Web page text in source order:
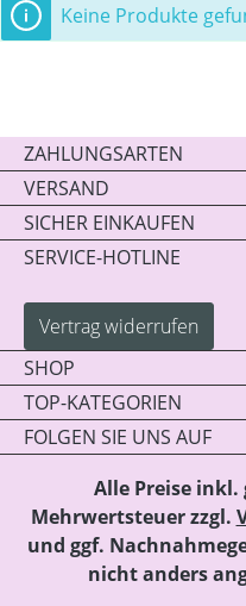
Keine Produkte
ZAHLUNGSARTEN
VERSAND
SICHER EINKAUFEN
SERVICE-HOTLINE
Vertrag widerrufen
SHOP
TOP-KATEGORIEN
FOLGEN SIE UNS AUF
Alle Preise inkl.
Mehrwertsteuer zzgl.
und ggf.
nicht anders